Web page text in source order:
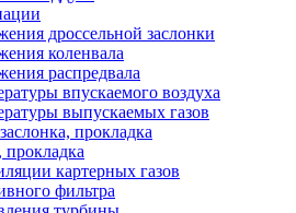
дроссельной заслонки
коленвала
распредвала
впускаемого воздуха
выпускаемых газов
прокладка
картерных газов
фильтра